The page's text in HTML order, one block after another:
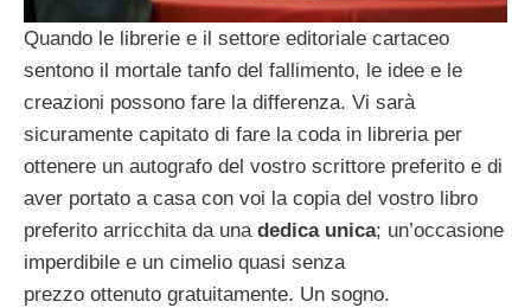
Quando le librerie e il settore editoriale cartaceo
sentono il mortale tanfo del fallimento, le idee e le
creazioni possono fare la differenza. Vi sarà
sicuramente capitato di fare la coda in libreria per
ottenere un autografo del vostro scrittore preferito e di
aver portato a casa con voi la copia del vostro libro
preferito arricchita da una dedica unica; un’occasione
imperdibile e un cimelio quasi senza
prezzo ottenuto gratuitamente. Un sogno.